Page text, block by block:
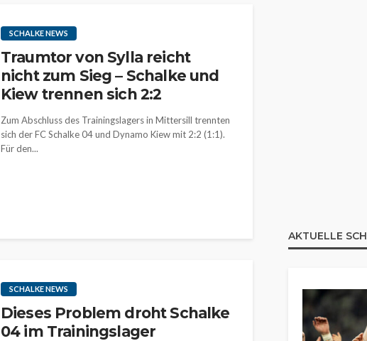
SCHALKE NEWS
Traumtor von Sylla reicht
nicht zum Sieg – Schalke und
Kiew trennen sich 2:2
Zum Abschluss des Trainingslagers in Mittersill trennten
sich der FC Schalke 04 und Dynamo Kiew mit 2:2 (1:1).
Für den...
SCHALKE NEWS
Dieses Problem droht Schalke
04 im Trainingslager
AKTUELLE